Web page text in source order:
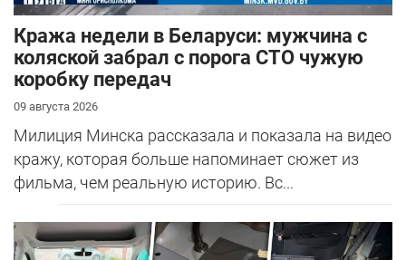
Кража недели в Беларуси: мужчина с
коляской забрал с порога СТО чужую
коробку передач
09 августа 2026
Милиция Минска рассказала и показала на видео
кражу, которая больше напоминает сюжет из
фильма, чем реальную историю. Вс...